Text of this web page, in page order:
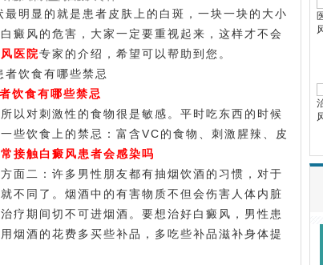
最明显的就是患者皮肤上的白斑，一块一块的大小
癜风的危害，大家一定要重视起来，这样才不会
医院专家的介绍，希望可以帮助到您。
饮食有哪些禁忌
对刺激性的食物很是敏感。平时吃东西的时候
些饮食上的禁忌：富含VC的食物、刺激腥辣、皮
接触白癜风患者会感染吗
面二：许多男性朋友都有抽烟饮酒的习惯，对于
不同了。烟酒中的有害物质不但会伤害人体内脏
疗期间切不可进烟酒。要想治好白癜风，男性患
烟酒的花费多买些补品，多吃些补品滋补身体提